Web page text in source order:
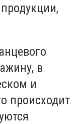
в
и
происходит